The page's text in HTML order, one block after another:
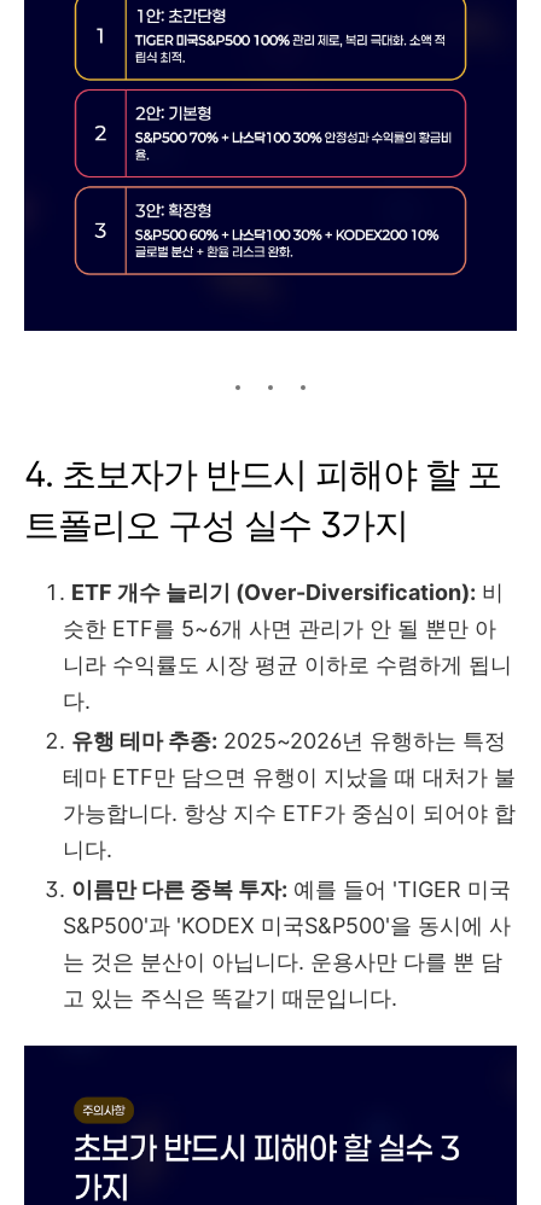
4. 초보자가 반드시 피해야 할 포
트폴리오 구성 실수 3가지
ETF 개수 늘리기 (Over-Diversification): 비
슷한 ETF를 5~6개 사면 관리가 안 될 뿐만 아
니라 수익률도 시장 평균 이하로 수렴하게 됩니
다.
유행 테마 추종: 2025~2026년 유행하는 특정
테마 ETF만 담으면 유행이 지났을 때 대처가 불
가능합니다. 항상 지수 ETF가 중심이 되어야 합
니다.
이름만 다른 중복 투자: 예를 들어 'TIGER 미국
S&P500'과 'KODEX 미국S&P500'을 동시에 사
는 것은 분산이 아닙니다. 운용사만 다를 뿐 담
고 있는 주식은 똑같기 때문입니다.